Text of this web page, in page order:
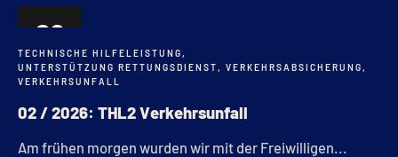
29
JAN.
TECHNISCHE HILFELEISTUNG,
UNTERSTÜTZUNG RETTUNGSDIENST, VERKEHRSABSICHERUNG,
VERKEHRSUNFALL
02 / 2026: THL2 Verkehrsunfall
Am frühen morgen wurden wir mit der Freiwilligen...